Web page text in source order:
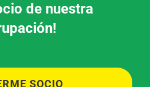
de nuestra
SOCIO